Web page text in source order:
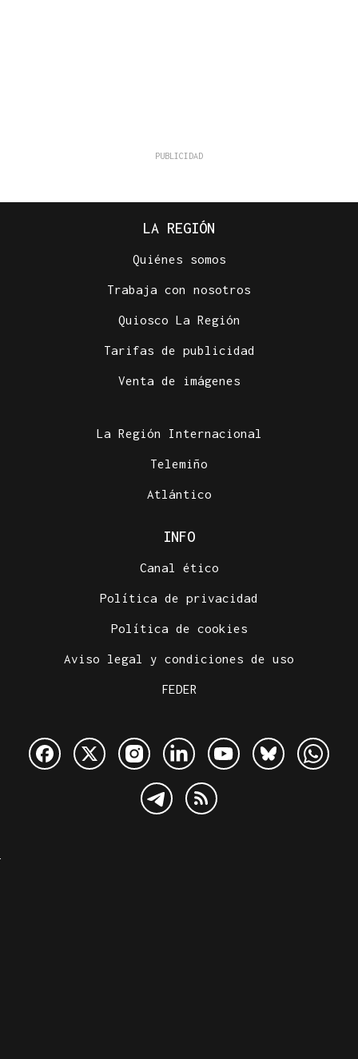
LA REGIÓN
Quiénes somos
Trabaja con nosotros
Quiosco La Región
Tarifas de publicidad
Venta de imágenes
La Región Internacional
Telemiño
Atlántico
INFO
Canal ético
Política de privacidad
Política de cookies
Aviso legal y condiciones de uso
FEDER